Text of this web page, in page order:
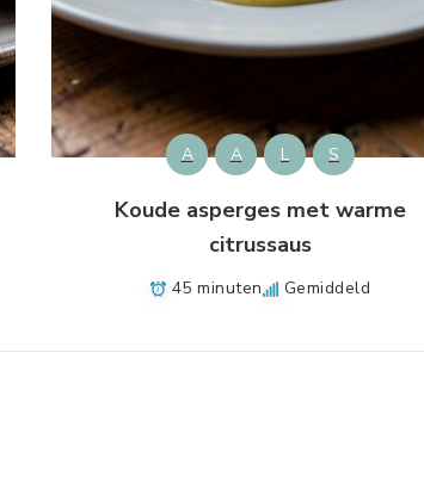
A A L S
Koude asperges met warme
citrussaus
45 minuten Gemiddeld